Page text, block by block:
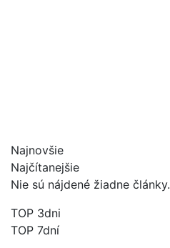
Najnovšie
Najčítanejšie
Nie sú nájdené žiadne články.
TOP 3dni
TOP 7dní